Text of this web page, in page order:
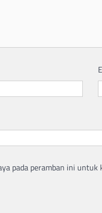
pada peramban ini